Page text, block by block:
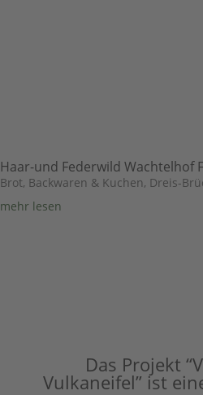
Haar-und Federwild Wachtelhof
Brot, Backwaren & Kuchen, Dreis-
mehr lesen
Das Projekt
Vulkaneifel” ist